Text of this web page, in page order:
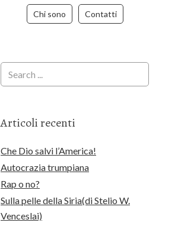
Chi sono Contatti
Articoli recenti
Che Dio salvi l’America!
Autocrazia trumpiana
Rap o no?
Sulla pelle della Siria(di Stelio W.
Venceslai)